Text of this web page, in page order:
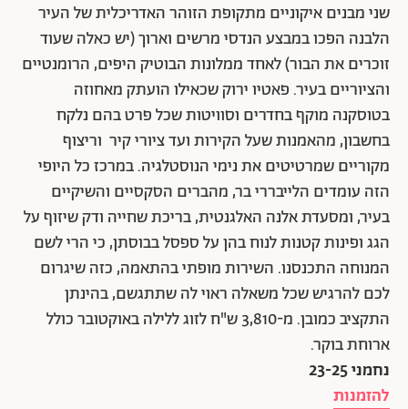
שני מבנים איקוניים מתקופת הזוהר האדריכלית של העיר
הלבנה הפכו במבצע הנדסי מרשים וארוך (יש כאלה שעוד
זוכרים את הבור) לאחד ממלונות הבוטיק היפים, הרומנטיים
והציוריים בעיר. פאטיו ירוק שכאילו הועתק מאחוזה
בטוסקנה מוקף בחדרים וסוויטות שכל פרט בהם נלקח
בחשבון, מהאמנות שעל הקירות ועד ציורי קיר וריצוף
מקוריים שמרטיטים את נימי הנוסטלגיה. במרכז כל היופי
הזה עומדים הלייבררי בר, מהברים הסקסיים והשיקיים
בעיר, ומסעדת אלנה האלגנטית, בריכת שחייה ודק שיזוף על
הגג ופינות קטנות לנוח בהן על ספסל בבוסתן, כי הרי לשם
המנוחה התכנסנו. השירות מופתי בהתאמה, כזה שיגרום
לכם להרגיש שכל משאלה ראוי לה שתתגשם, בהינתן
התקציב כמובן. מ-3,810 ש"ח לזוג ללילה באוקטובר כולל
ארוחת בוקר.
נחמני 23-25
להזמנות